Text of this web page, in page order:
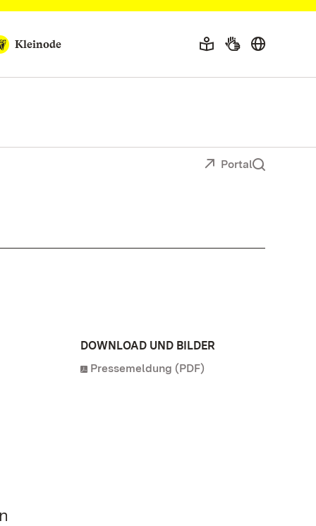
Kleinode
Portal
DOWNLOAD UND BILDER
Pressemeldung (PDF)